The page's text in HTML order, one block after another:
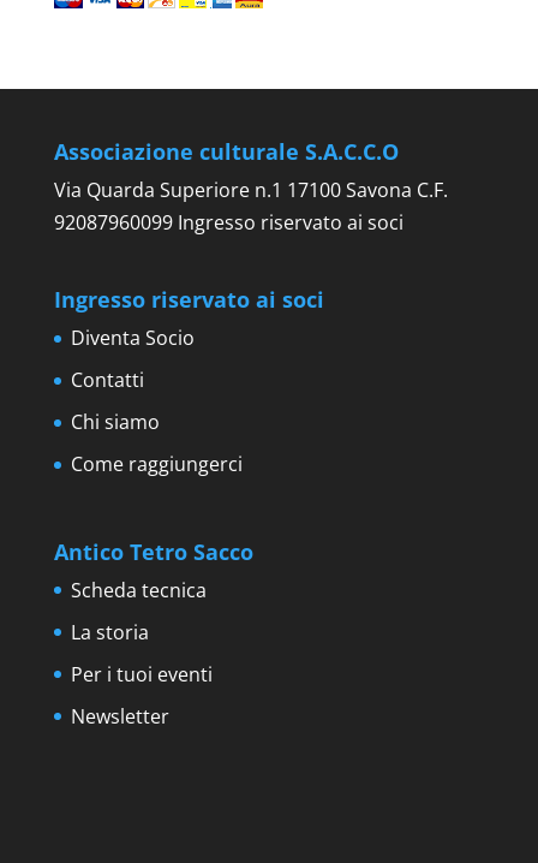
Associazione culturale S.A.C.C.O
Via Quarda Superiore n.1 17100 Savona C.F.
92087960099 Ingresso riservato ai soci
Ingresso riservato ai soci
Diventa Socio
Contatti
Chi siamo
Come raggiungerci
Antico Tetro Sacco
Scheda tecnica
La storia
Per i tuoi eventi
Newsletter